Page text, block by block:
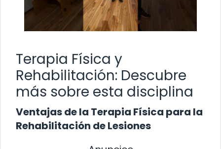
Terapia Física y
Rehabilitación: Descubre
más sobre esta disciplina
Ventajas de la Terapia Física para la
Rehabilitación de Lesiones